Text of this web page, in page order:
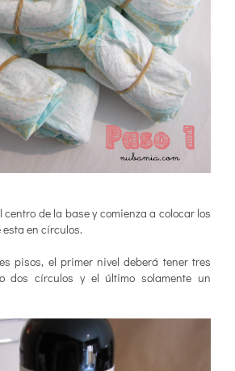
centro de la base y comienza a colocar los
en círculos.
pisos, el primer nivel deberá tener tres
dos círculos y el último solamente un